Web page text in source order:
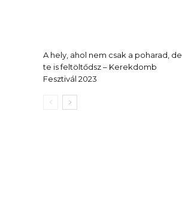
A hely, ahol nem csak a poharad, de
te is feltöltődsz – Kerekdomb
Fesztivál 2023